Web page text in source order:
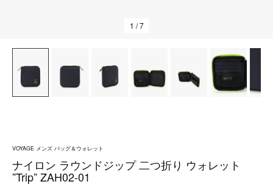
1 / 7
VOYAGE メンズ バッグ＆ウォレット
ナイロン ラウンドジップ 二つ折り ウォレット
”Trip” ZAH02-01